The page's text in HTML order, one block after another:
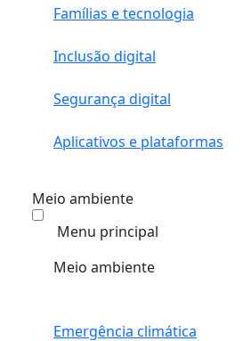
Famílias e tecnologia
Inclusão digital
Segurança digital
Aplicativos e plataformas
Meio ambiente
Menu principal
Meio ambiente
Emergência climática